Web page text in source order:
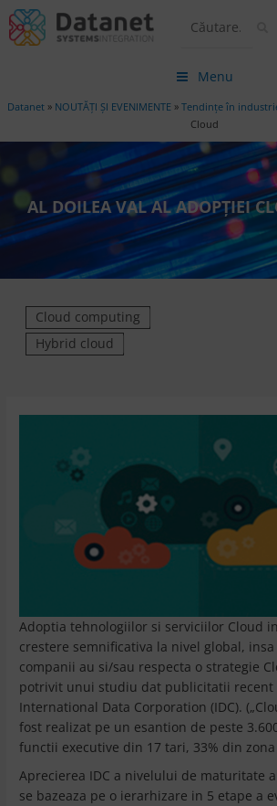
Menu
Datanet » NOUTĂȚI ȘI EVENIMENTE » Tendințe în
Cloud
AL DOILEA VAL AL ADOPȚIEI
Cloud computing
Hybrid cloud
Adoptia tehnologiilor si serviciilor Cloud
crestere semnificativa la nivel global,
companii au si/sau respecta o strategie
potrivit unui studiu dat publicitatii recent
International Data Corporation (IDC).
fost realizat pe un esantion de peste
functii executive din 17 tari, 33% din zona
Aprecierea IDC a nivelului de maturitate
se bazeaza pe o ierarhizare in 5 etape a